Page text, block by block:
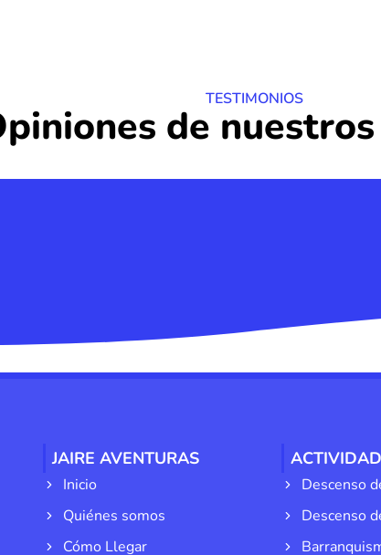
TESTIMONIOS
de
JAIRE AVENTURAS
Inicio
Quiénes somos
Cómo Llegar
Descenso
Descenso